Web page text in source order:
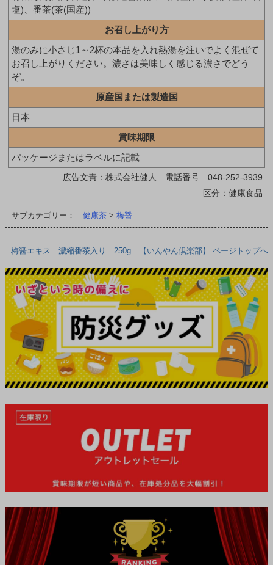
塩)、番茶(茶(国産))
お召し上がり方
湯のみに小さじ1～2杯の本品を入れ熱湯を注いでよく混ぜて
お召し上がりください。濃さは美味しく感じる濃さでどう
ぞ。
原産国または製造国
日本
賞味期限
パッケージまたはラベルに記載
広告文責：株式会社健人 電話番号 048-252-3939
区分：健康食品
サブカテゴリー： 健康茶 > 梅醤
梅醤エキス 濃縮番茶入り 250g 【いんやん倶楽部】 ページトップへ